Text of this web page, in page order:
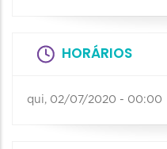
HORÁRIOS
qui, 02/07/2020 - 00:00